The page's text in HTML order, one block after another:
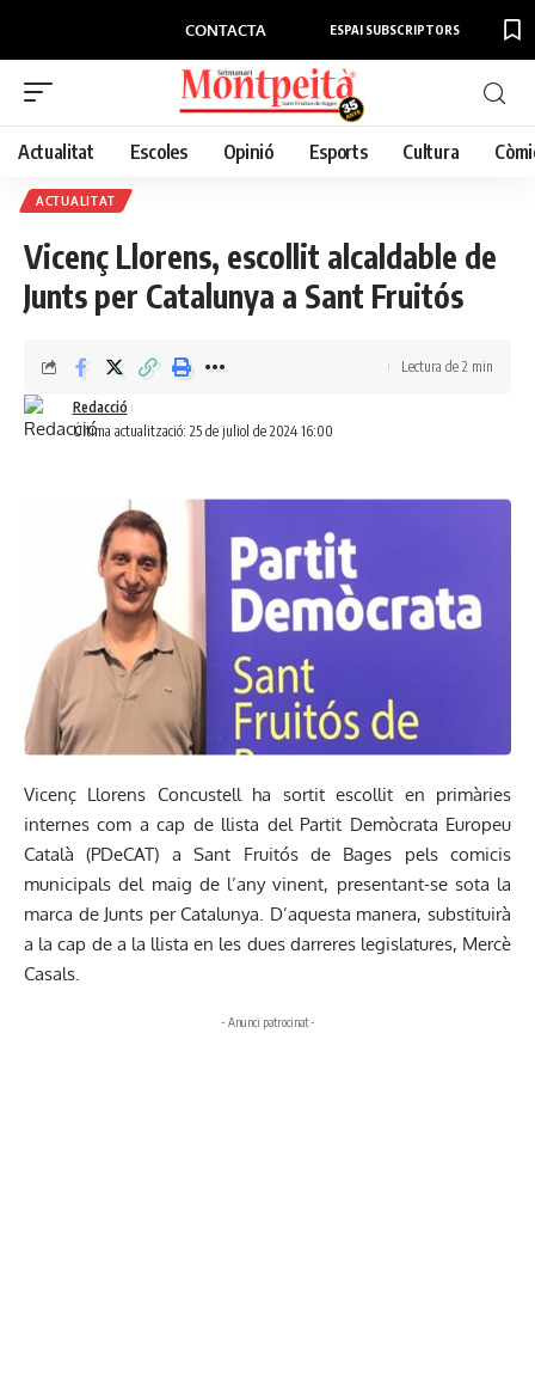
CONTACTA ESPAI SUBSCRIPTORS
Actualitat Escoles Opinió Esports Cultura
ACTUALITAT
Vicenç Llorens, escollit alcaldable de
Junts per Catalunya a Sant Fruitós
Última actualització: 25 de juliol de 2024 16:00
Redacció
Lectura de 2 min
Vicenç Llorens Concustell ha sortit escollit en primàries
internes com a cap de llista del Partit Demòcrata Europeu
Català (PDeCAT) a Sant Fruitós de Bages pels comicis
municipals del maig de l’any vinent, presentant-se sota la
marca de Junts per Catalunya. D’aquesta manera, substituirà
a la cap de a la llista en les dues darreres legislatures, Mercè
Casals.
- Anunci patrocinat -